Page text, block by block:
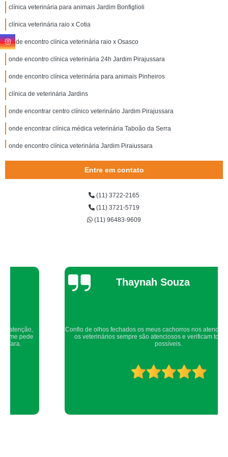
clínica veterinária para animais Jardim Bonfiglioli
clínica veterinária raio x Cotia
onde encontro clínica veterinária raio x Osasco
onde encontro clínica veterinária 24h Jardim Pirajussara
onde encontro clínica veterinária para animais Pinheiros
clínica de veterinária Jardins
onde encontrar centro clínico veterinário Jardim Pirajussara
onde encontrar clínica médica veterinária Taboão da Serra
onde encontro clínica veterinária Jardim Pirajussara
centro médico veterinário Pinheiros
onde encontrar centro médico veterinário Jardim Pirajussara
clínica veterinária 24 horas Lapa
onde encontrar clínica veterinária 24 horas Brooklin
onde encontro clínica médica veterinária Jardim Pirajussara
centro clínico veterinário Osasco
onde encontrar clínica médica veterinária Lapa
Entre em contato
(11) 3722-2165
(11) 3721-5719
(11) 96483-9609
Thaynah Souza
Confio de olhos fechados os meus cachorros nos atendimentos da dog up,
os veterinários sempre são atenciosos e verificam todos os detalhes